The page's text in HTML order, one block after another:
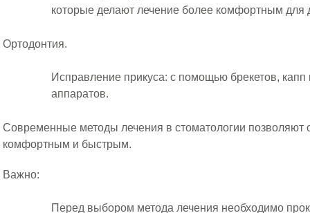
которые делают лечение более комфортным для
Ортодонтия.
Исправление прикуса: с помощью брекетов, капп
аппаратов.
Современные методы лечения в стоматологии позволяют
комфортным и быстрым.
Важно:
Перед выбором метода лечения необходимо